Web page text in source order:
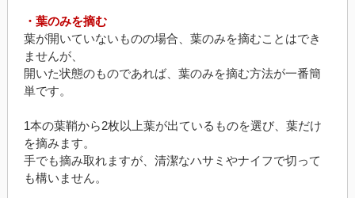
・葉のみを摘む
葉が開いていないものの場合、葉のみを摘むことはでき
ませんが、
開いた状態のものであれば、葉のみを摘む方法が一番簡
単です。
1本の葉鞘から2枚以上葉が出ているものを選び、葉だけ
を摘みます。
手でも摘み取れますが、清潔なハサミやナイフで切って
も構いません。